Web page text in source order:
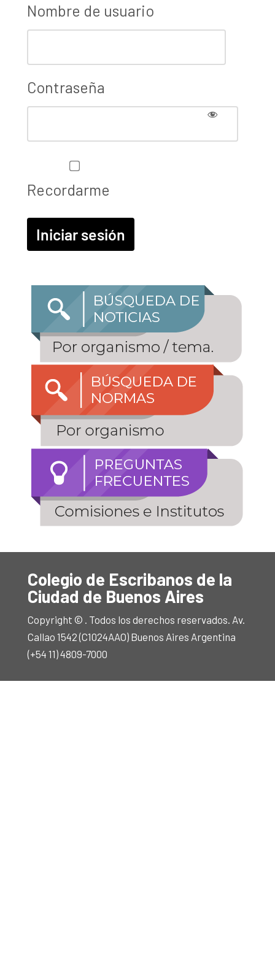
Nombre de usuario
Contraseña
Recordarme
Colegio de Escribanos de la
Ciudad de Buenos Aires
Copyright © . Todos los derechos reservados. Av.
Callao 1542 (C1024AAO) Buenos Aires Argentina
(+54 11) 4809-7000